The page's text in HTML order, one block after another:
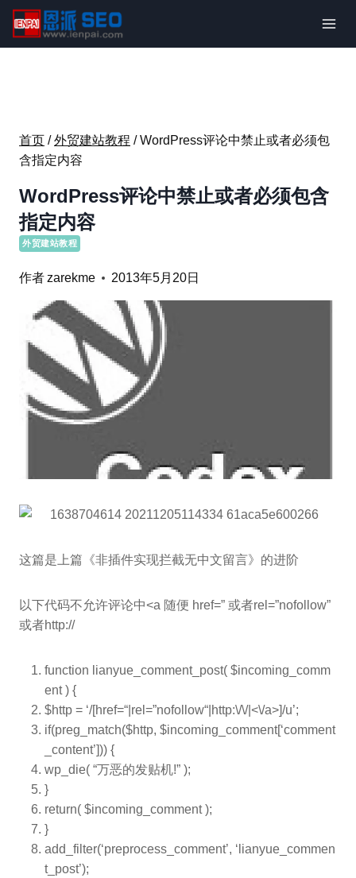
内
首页 / 外贸建站教程 / WordPress评论中禁止或者必须包
含指定内容
WordPress评论中禁止或者必须包含
指定内容
外贸建站教程
作者zarekme 2013年5月20日
这篇是上篇《非插件实现拦截无中文留言》的进阶
以下代码不允许评论中<a 随便 href=” 或者rel=”nofollow”
或者http://
function lianyue_comment_post( $incoming_comm
ent) {
$http = ‘/[href=“|rel=”nofollow“|http:\/\/|<\/a>]/u’;
if(preg_match($http, $incoming_comment[‘comment
_content’])) {
wp_die( “万恶的发贴机!” );
}
return( $incoming_comment);
}
add_filter(‘preprocess_comment’, ‘lianyue_commen
t_post’);